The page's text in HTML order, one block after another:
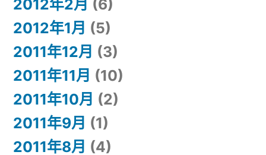
2012年2月 (6)
2012年1月 (5)
2011年12月 (3)
2011年11月 (10)
2011年10月 (2)
2011年9月 (1)
2011年8月 (4)